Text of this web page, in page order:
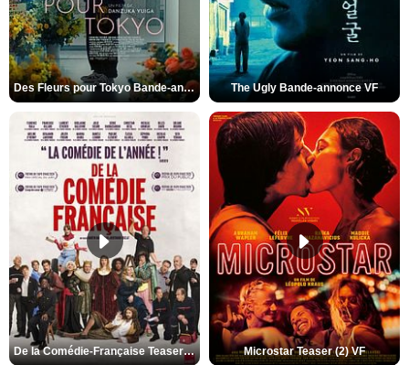
Des Fleurs pour Tokyo Bande-annonce VO STFR The Ugly Bande-annonce VF
De la Comédie-Française Teaser (3) VF Microstar Teaser (2) VF